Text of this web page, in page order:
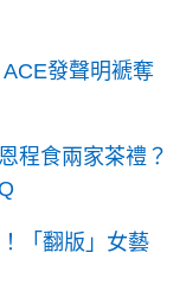
發聲明褫奪
程食兩家茶禮？
「翻版」女藝